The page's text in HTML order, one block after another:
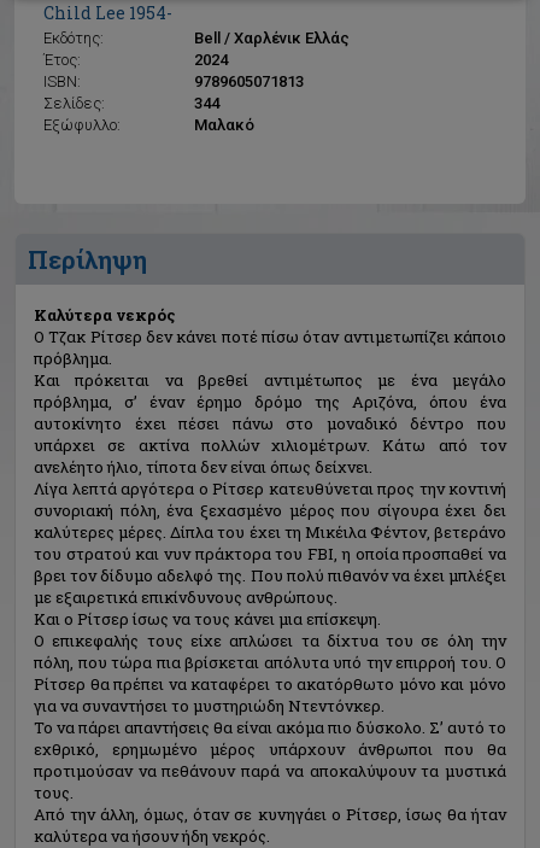
Child Lee 1954-
Εκδότης:
Bell / Χαρλένικ Ελλάς
Έτος:
2024
ISBN:
9789605071813
Σελίδες:
344
Εξώφυλλο:
Μαλακό
Περίληψη
Καλύτερα νεκρός
Ο Τζακ Ρίτσερ δεν κάνει ποτέ πίσω όταν αντιμετωπίζει κάποιο
πρόβλημα.
Και πρόκειται να βρεθεί αντιμέτωπος με ένα μεγάλο
πρόβλημα, σ’ έναν έρημο δρόμο της Αριζόνα, όπου ένα
αυτοκίνητο έχει πέσει πάνω στο μοναδικό δέντρο που
υπάρχει σε ακτίνα πολλών χιλιομέτρων. Κάτω από τον
ανελέητο ήλιο, τίποτα δεν είναι όπως δείχνει.
Λίγα λεπτά αργότερα ο Ρίτσερ κατευθύνεται προς την κοντινή
συνοριακή πόλη, ένα ξεχασμένο μέρος που σίγουρα έχει δει
καλύτερες μέρες. Δίπλα του έχει τη Μικέιλα Φέντον, βετεράνο
του στρατού και νυν πράκτορα του FBI, η οποία προσπαθεί να
βρει τον δίδυμο αδελφό της. Που πολύ πιθανόν να έχει μπλέξει
με εξαιρετικά επικίνδυνους ανθρώπους.
Και ο Ρίτσερ ίσως να τους κάνει μια επίσκεψη.
Ο επικεφαλής τους είχε απλώσει τα δίχτυα του σε όλη την
πόλη, που τώρα πια βρίσκεται απόλυτα υπό την επιρροή του. Ο
Ρίτσερ θα πρέπει να καταφέρει το ακατόρθωτο μόνο και μόνο
για να συναντήσει το μυστηριώδη Ντεντόνκερ.
Το να πάρει απαντήσεις θα είναι ακόμα πιο δύσκολο. Σ’ αυτό το
εχθρικό, ερημωμένο μέρος υπάρχουν άνθρωποι που θα
προτιμούσαν να πεθάνουν παρά να αποκαλύψουν τα μυστικά
τους.
Από την άλλη, όμως, όταν σε κυνηγάει ο Ρίτσερ, ίσως θα ήταν
καλύτερα να ήσουν ήδη νεκρός.